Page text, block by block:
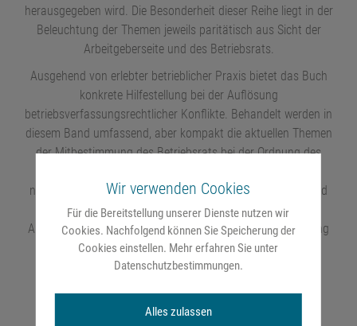
herausgegeben wird. Die Besonderheit dieser Reihe liegt in der
Beleuchtung der Themen jeweils paritätisch aus Sicht der
Arbeitgeberseite und des Betriebsrats.
Ausgehend von erlebter betrieblicher Praxis bietet das Buch
konkrete Hilfestellung bei der Auflösung
betriebsverfassungsrechtlicher Konflikte. Behandelt werden in
diesem Band umfassend, aber kompakt die aktuellen Themen
der Mitbestimmung des Betriebsrats bei der Ordnung des
nach § 87 Abs. 1 Nr. 1 BetrVG, bei Personalfragebogen und
Beurteilungsgrundsätzen nach § 94 BetrVG, bei
Auswahlrichtlinien nach § 95 BetrVG und beruflicher Bildung
nach §§ 96 ff. BetrVG.
shop.ruw.de
Wir verwenden Cookies
Für die Bereitstellung unserer Dienste nutzen wir
Cookies. Nachfolgend können Sie Speicherung der
Cookies einstellen. Mehr erfahren Sie unter
Datenschutzbestimmungen.
Alles zulassen